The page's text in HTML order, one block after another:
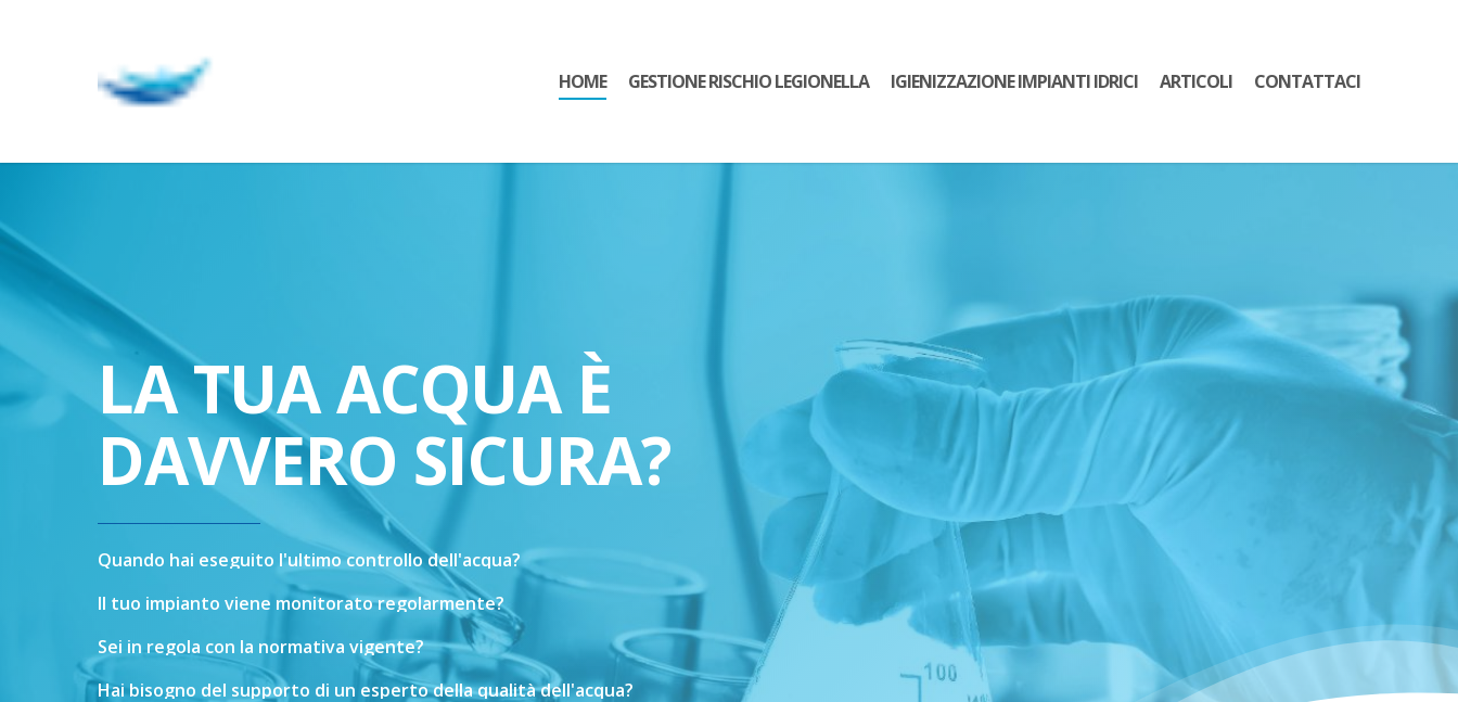
HOME GESTIONE RISCHIO LEGIONELLA IGIENIZZAZIONE IMPIANTI IDRICI ARTICOLI CONTATTACI
LA TUA ACQUA È
DAVVERO SICURA?
Quando hai eseguito l'ultimo controllo dell'acqua?
Il tuo impianto viene monitoratoregolarmente?
Sei in regola con la normativa vigente?
Hai bisogno del supporto di un espertodellaqualitàdell'acqua?